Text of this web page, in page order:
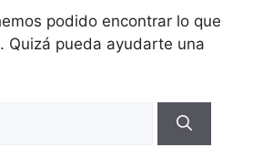
podido encontrar lo que
Quizá pueda ayudarte una